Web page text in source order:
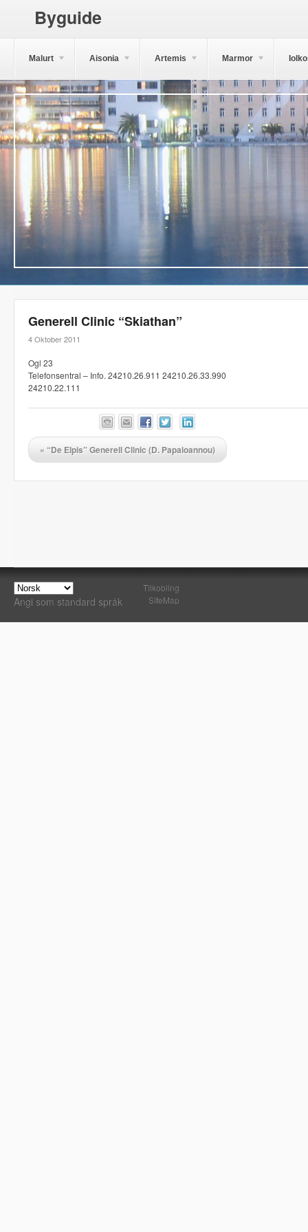
Byguide
Malurt Aisonia Artemis Marmor
Generell Clinic “Skiathan”
4 Oktober 2011
Ogl 23
Telefonsentral – Info. 24210.26.911 24210.26.33.990
24210.22.111
« “De Elpis” Generell Clinic (D. Papaioannou)
Angi som standard språk
Tilkobling
SiteMap